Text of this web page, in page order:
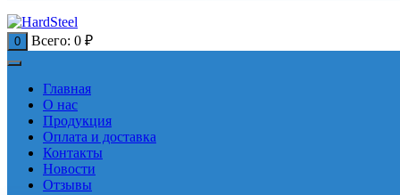
0 Всего: 0 ₽
Главная
О нас
Продукция
Оплата и доставка
Контакты
Новости
Отзывы